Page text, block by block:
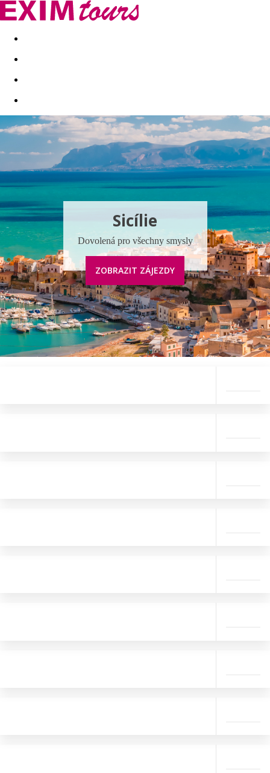
Akční nabídky Last minute
Sicílie
Dovolená pro všechny smysly
ZOBRAZIT ZÁJEZDY